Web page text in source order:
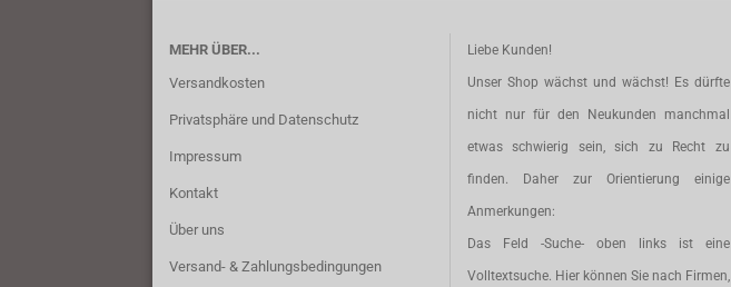
MEHR ÜBER...
Versandkosten
Privatsphäre und Datenschutz
Impressum
Kontakt
Über uns
Versand- & Zahlungsbedingungen
Liebe Kunden!
Unser Shop wächst und wächst! Es dürfte
nicht nur für den Neukunden manchmal
etwas schwierig sein, sich zu Recht zu
finden. Daher zur Orientierung einige
Anmerkungen:
Das Feld -Suche- oben links ist eine
Volltextsuche. Hier können Sie nach Firmen,